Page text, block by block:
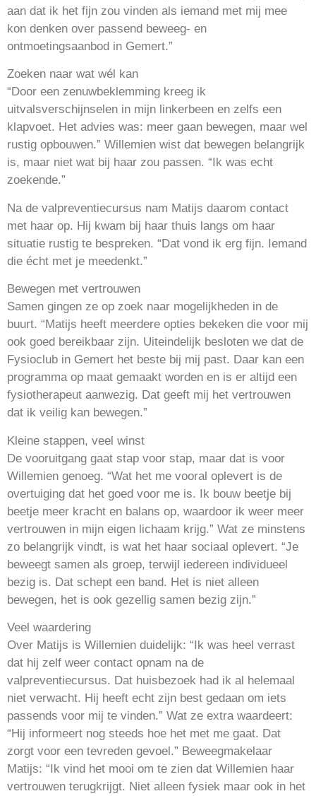
aan dat ik het fijn zou vinden als iemand met mij mee
kon denken over passend beweeg- en
ontmoetingsaanbod in Gemert.”
Zoeken naar wat wél kan
“Door een zenuwbeklemming kreeg ik
uitvalsverschijnselen in mijn linkerbeen en zelfs een
klapvoet. Het advies was: meer gaan bewegen, maar wel
rustig opbouwen.” Willemien wist dat bewegen belangrijk
is, maar niet wat bij haar zou passen. “Ik was echt
zoekende.”
Na de valpreventiecursus nam Matijs daarom contact
met haar op. Hij kwam bij haar thuis langs om haar
situatie rustig te bespreken. “Dat vond ik erg fijn. Iemand
die écht met je meedenkt.”
Bewegen met vertrouwen
Samen gingen ze op zoek naar mogelijkheden in de
buurt. “Matijs heeft meerdere opties bekeken die voor mij
ook goed bereikbaar zijn. Uiteindelijk besloten we dat de
Fysioclub in Gemert het beste bij mij past. Daar kan een
programma op maat gemaakt worden en is er altijd een
fysiotherapeut aanwezig. Dat geeft mij het vertrouwen
dat ik veilig kan bewegen.”
Kleine stappen, veel winst
De vooruitgang gaat stap voor stap, maar dat is voor
Willemien genoeg. “Wat het me vooral oplevert is de
overtuiging dat het goed voor me is. Ik bouw beetje bij
beetje meer kracht en balans op, waardoor ik weer meer
vertrouwen in mijn eigen lichaam krijg.” Wat ze minstens
zo belangrijk vindt, is wat het haar sociaal oplevert. “Je
beweegt samen als groep, terwijl iedereen individueel
bezig is. Dat schept een band. Het is niet alleen
bewegen, het is ook gezellig samen bezig zijn.”
Veel waardering
Over Matijs is Willemien duidelijk: “Ik was heel verrast
dat hij zelf weer contact opnam na de
valpreventiecursus. Dat huisbezoek had ik al helemaal
niet verwacht. Hij heeft echt zijn best gedaan om iets
passends voor mij te vinden.” Wat ze extra waardeert:
“Hij informeert nog steeds hoe het met me gaat. Dat
zorgt voor een tevreden gevoel.” Beweegmakelaar
Matijs: “Ik vind het mooi om te zien dat Willemien haar
vertrouwen terugkrijgt. Niet alleen fysiek maar ook in het